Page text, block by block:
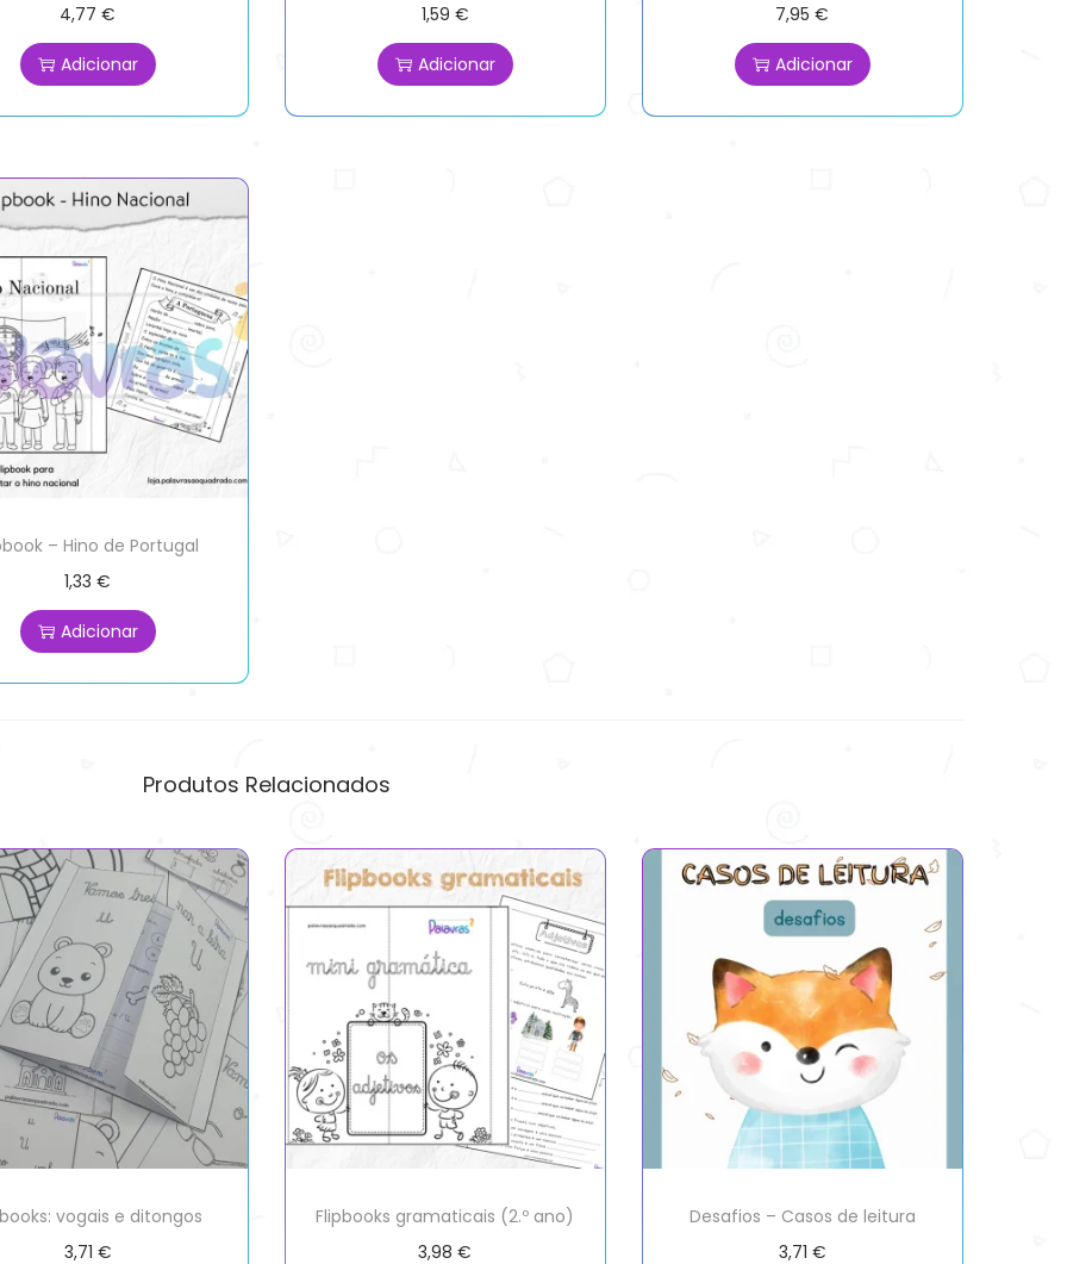
4,77€
Adicionar
1,59 €
Adicionar
7,95€
Adicionar
– Hino de Portugal
1,33€
Adicionar
Produtos Relacionados
vogais e ditongos
3,71 €
Flipbooks gramaticais (2.º ano)
3,98€
Desafios – Casos de leitura
3,71 €